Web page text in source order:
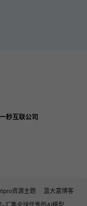
一秒互联公司
ripro资源主题
蓝大富博客